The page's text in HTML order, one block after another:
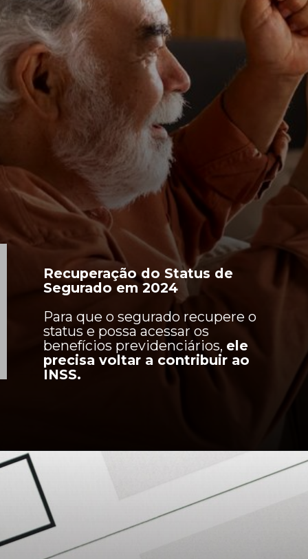
Recuperação do Status de
Segurado em 2024
Para que o segurado recupere o
status e possa acessar os
benefícios previdenciários, ele
precisa voltar a contribuir ao
INSS.